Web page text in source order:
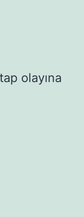
olayına